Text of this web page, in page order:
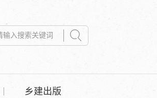
乡建出版